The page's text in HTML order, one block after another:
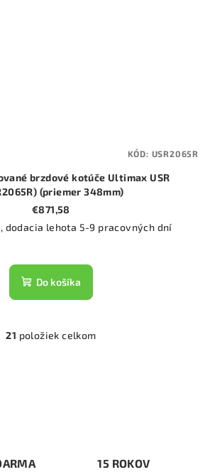
brzdové kotúče Ultimax USR
(priemer 348mm)
€871,58
dodacia lehota 5-9 pracovných dní
Do košíka
KÓD: USR2065R
O
21 položiek celkom
15 ROKOV